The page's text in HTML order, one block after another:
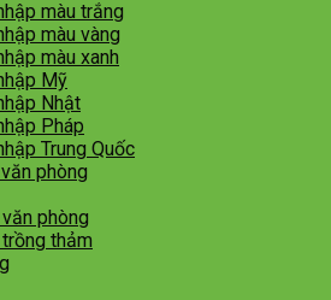
màu trắng
màu vàng
màu xanh
Mỹ
Nhật
Pháp
Trung Quốc
phòng
phòng
thảm